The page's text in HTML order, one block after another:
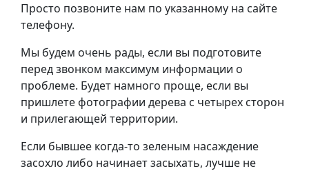
Просто позвоните нам по указанному на сайте
телефону.
Мы будем очень рады, если вы подготовите
перед звонком максимум информации о
проблеме. Будет намного проще, если вы
пришлете фотографии дерева с четырех сторон
и прилегающей территории.
Если бывшее когда-то зеленым насаждение
засохло либо начинает засыхать, лучше не